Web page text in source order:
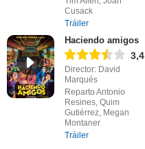
Cusack
Tráiler
Haciendo amigos
3,4
Director: David
Marqués
Reparto Antonio
Resines, Quim
Gutiérrez, Megan
Montaner
Tráiler